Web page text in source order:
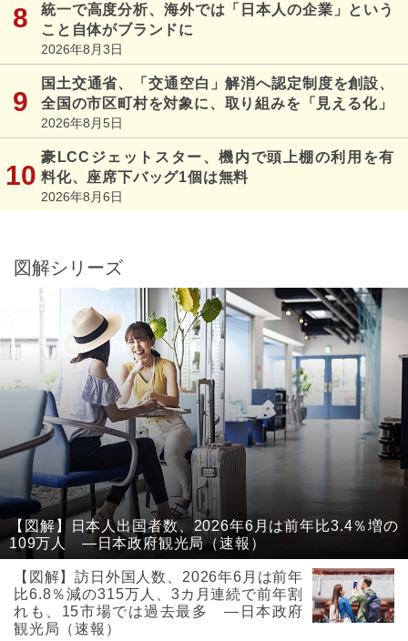
統一で高度分析、海外では「日本人の企業」という
こと自体がブランドに
2026年8月3日
国土交通省、「交通空白」解消へ認定制度を創設、
全国の市区町村を対象に、取り組みを「見える化」
2026年8月5日
豪LCCジェットスター、機内で頭上棚の利用を有
料化、座席下バッグ1個は無料
2026年8月6日
図解シリーズ
【図解】日本人出国者数、2026年6月は前年比3.4％増の
109万人 ―日本政府観光局（速報）
【図解】訪日外国人数、2026年6月は前年
比6.8％減の315万人、3カ月連続で前年割
れも、15市場では過去最多 ―日本政府
観光局（速報）